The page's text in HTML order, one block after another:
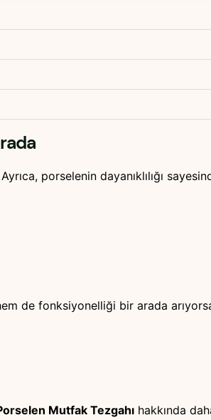
porselenin dayanıklılığı
de fonksiyonelliği bir arada
Mutfak Tezgahı hakkında